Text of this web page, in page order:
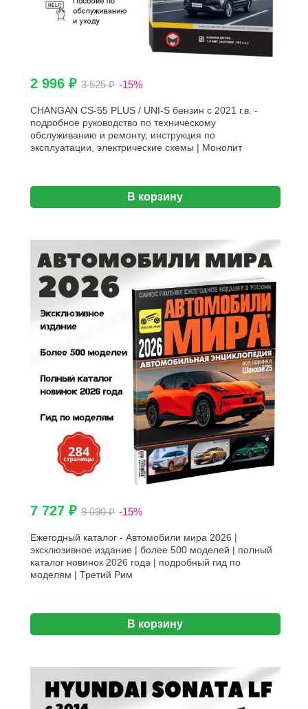
2 996 ₽ 3 525 ₽ -15%
CHANGAN CS-55 PLUS / UNI-S бензин с 2021 г.в. -
подробное руководство по техническому
обслуживанию и ремонту, инструкция по
эксплуатации, электрические схемы | Монолит
В корзину
7 727 ₽ 9 090 ₽ -15%
Ежегодный каталог - Автомобили мира 2026 |
эксклюзивное издание | более 500 моделей | полный
каталог новинок 2026 года | подробный гид по
моделям | Третий Рим
В корзину